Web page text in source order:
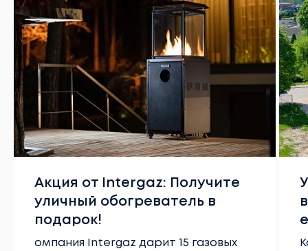
Акция от Intergaz: Получите
уличный обогреватель в
подарок!
омпания Intergaz дарит 15 газовых